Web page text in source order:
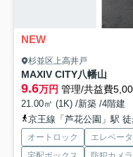
NEW
杉並区上高井戸
MAXIV CITY八幡山
9.6万円 管理/共益費
21.00㎡ (1K) /新築 /4階建
京王線「芦花公園」駅
オートロック エレベー